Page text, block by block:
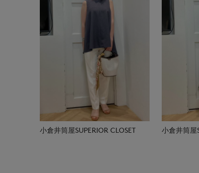
小倉井筒屋SUPERIOR CLOSET 小倉井筒屋